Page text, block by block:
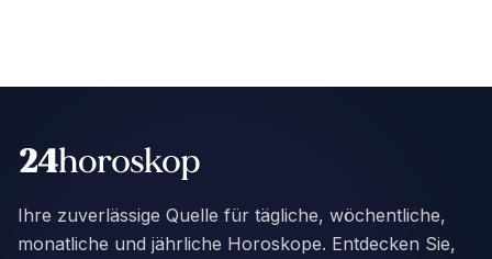
Ihre zuverlässige Quelle für tägliche, wöchentliche,
monatliche und jährliche Horoskope. Entdecken Sie,